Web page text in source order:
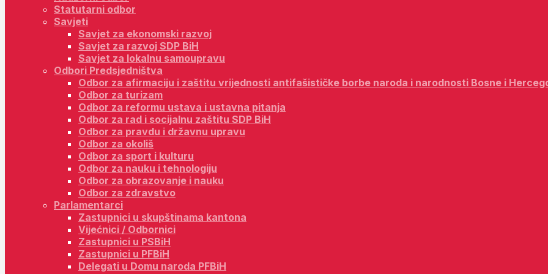
Statutarni odbor
Savjeti
Savjet za ekonomski razvoj
Savjet za razvoj SDP BiH
Savjet za lokalnu samoupravu
Odbori Predsjedništva
Odbor za afirmaciju i zaštitu vrijednosti antifašističke borbe naroda i narodnosti Bosne i
Odbor za turizam
Odbor za reformu ustava i ustavna pitanja
Odbor za rad i socijalnu zaštitu SDP BiH
Odbor za pravdu i državnu upravu
Odbor za okoliš
Odbor za sport i kulturu
Odbor za nauku i tehnologiju
Odbor za obrazovanje i nauku
Odbor za zdravstvo
Parlamentarci
Zastupnici u skupštinama kantona
Vijećnici / Odbornici
Zastupnici u PSBiH
Zastupnici u PFBiH
Delegati u Domu naroda PFBiH